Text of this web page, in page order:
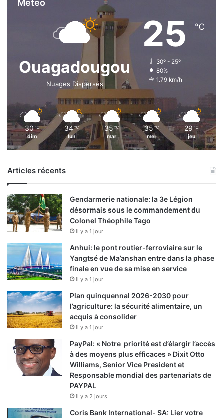
Météo
Ouagadougou
Nuages Dispersés
25 ℃
30º - 25º
80%
1.79 km/h
30 ℃
dim
34 ℃
lun
35 ℃
mar
35 ℃
mer
29 ℃
jeu
Articles récents
Gendarmerie nationale: la 3e Légion
désormais sous le commandement du
Colonel Théophile Tago
il y a 1 jour
Anhui: le pont routier-ferroviaire sur le
Yangtsé de Ma’anshan entre dans la phase
finale en vue de sa mise en service
il y a 1 jour
Plan quinquennal 2026-2030 pour
l’agriculture: la sécurité alimentaire, un
acquis à consolider
il y a 1 jour
PayPal: « Notre priorité est d’élargir l’accès
à des moyens plus efficaces » Dixit Otto
Williams, Senior Vice President et
Responsable mondial des partenariats de
PAYPAL
il y a 2 jours
Coris Bank International- SA: Lier votre